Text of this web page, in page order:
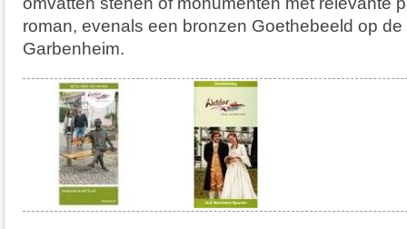
roman, evenals een bronzen Goethebeeld op
Garbenheim.